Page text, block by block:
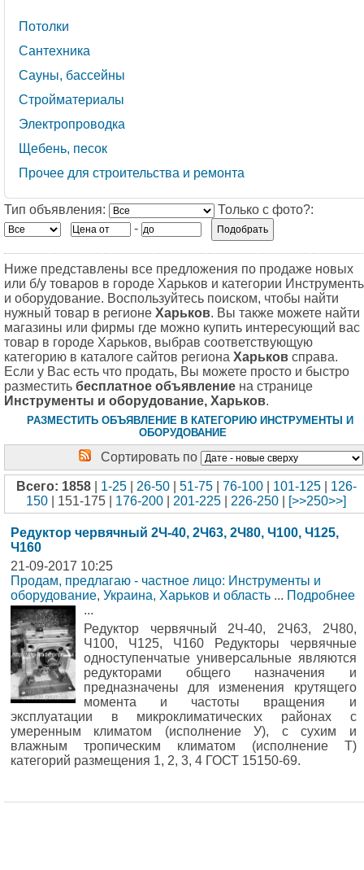
Потолки
Сантехника
Сауны, бассейны
Стройматериалы
Электропроводка
Щебень, песок
Прочее для строительства и ремонта
Тип объявления:
Только с фото?:
-
Ниже представлены все предложения по продаже новых
или б/у товаров в городе Харьков и категории
и оборудование. Воспользуйтесь поиском, чтобы найти
нужный товар в регионе Харьков. Вы также можете найти
магазины или фирмы где можно купить интересующий вас
товар в городе Харьков, выбрав соответствующую
категорию в каталоге сайтов региона Харьков справа.
Если у Вас есть что продать, Вы можете просто и быстро
разместить бесплатное объявление на странице
Инструменты и оборудование, Харьков.
РАЗМЕСТИТЬ ОБЪЯВЛЕНИЕ В КАТЕГОРИЮ ИНСТРУМЕНТЫ И
ОБОРУДОВАНИЕ
Сортировать по
Всего: 1858| 1-25| 26-50| 51-75| 76-100| 101-125| 126-
150 | 151-175 | 176-200 201-225 226-250 [>>250>>]
Редуктор червячный 2Ч-40, 2Ч63, 2Ч80, Ч100, Ч125,
Ч160
21-09-2017 10:25
Продам, предлагаю - частное лицо: Инструменты и
оборудование, Украина, Харьков и область ... Подробнее
...
Редуктор червячный 2Ч-40, 2Ч63, 2Ч80,
Ч100, Ч125, Ч160 Редукторы червячные
одноступенчатые универсальные являются
редукторами общего назначения и
предназначены для изменения крутящего
момента и частоты вращения и
эксплуатации в микроклиматических районах с
умеренным климатом (исполнение У), с сухим и
влажным тропическим климатом (исполнение Т)
категорий размещения 1, 2, 3, 4 ГОСТ 15150-69.